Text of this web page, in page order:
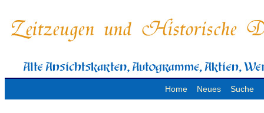
Home Neues Suche